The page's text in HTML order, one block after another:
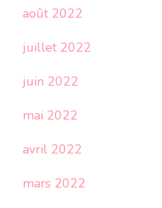
août 2022
juillet 2022
juin 2022
mai 2022
avril 2022
mars 2022